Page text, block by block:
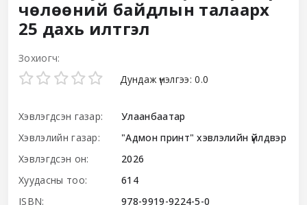
чөлөөний байдлын талаарх
25 дахь илтгэл
Зохиогч:
Star ratings Дундаж үнэлгээ: 0.0
Хэвлэгдсэн газар:
Улаанбаатар
Хэвлэлийн газар:
"Адмон принт" хэвлэлийн үйлдвэр
Хэвлэгдсэн он:
2026
Хуудасны тоо:
614
ISBN:
978-9919-9224-5-0